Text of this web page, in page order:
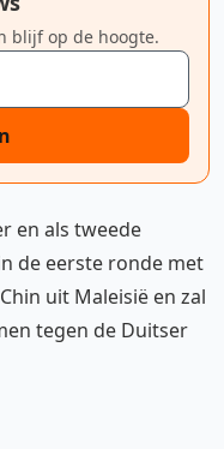
blijf op de hoogte.
en als tweede
de eerste ronde met
uit Maleisië en zal
tegen de Duitser